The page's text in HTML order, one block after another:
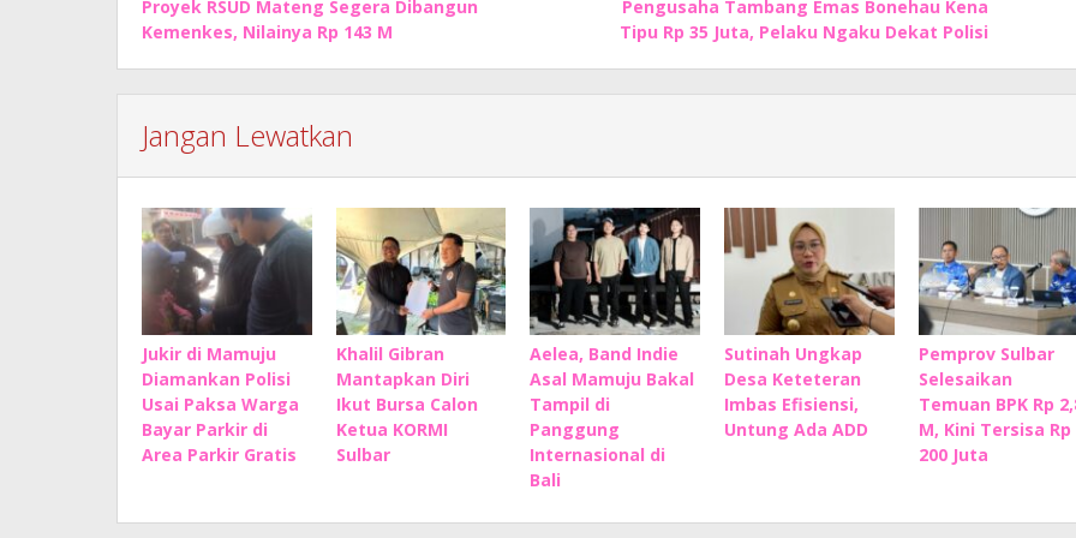
pos
Proyek RSUD Mateng Segera Dibangun
Kemenkes, Nilainya Rp 143 M
Pengusaha Tambang Emas Bonehau Kena
Tipu Rp 35 Juta, Pelaku Ngaku Dekat Polisi
Jangan Lewatkan
Jukir di Mamuju
Diamankan Polisi
Usai Paksa Warga
Bayar Parkir di
Area Parkir Gratis
Khalil Gibran
Mantapkan Diri
Ikut Bursa Calon
Ketua KORMI
Sulbar
Aelea, Band Indie
Asal Mamuju Bakal
Tampil di
Panggung
Internasional di
Bali
Sutinah Ungkap
Desa Keteteran
Imbas Efisiensi,
Untung Ada ADD
Pemprov Sulbar
Selesaikan
Temuan BPK Rp
M, Kini Tersisa Rp
200 Juta